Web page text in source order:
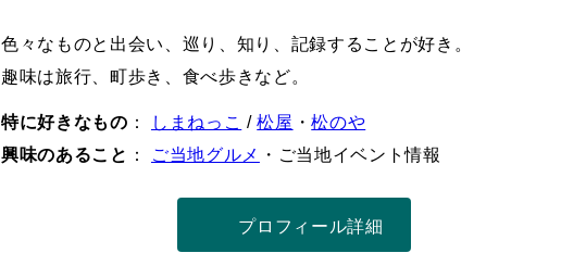
色々なものと出会い、巡り、知り、記録することが好き。
趣味は旅行、町歩き、食べ歩きなど。
特に好きなもの ： しまねっこ /松屋 ・松のや
興味のあること ： ご当地グルメ ・ご当地イベント情報
プロフィール詳細